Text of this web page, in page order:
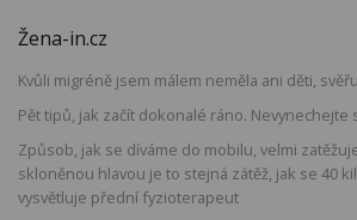
Žena-in.cz
Kvůli migréně jsem málem neměla ani děti,
Pět tipů, jak začít dokonalé ráno.
Způsob, jak se díváme do mobilu, velmi
skloněnou hlavou je to stejná zátěž, jak se 40
vysvětluje přední fyzioterapeut